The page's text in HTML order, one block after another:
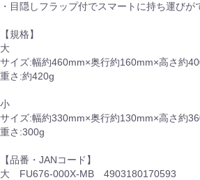
・目隠しフラップ付でスマートに持ち運びが
【規格】
大
サイズ:幅約460mm×奥行約160mm×高さ約
重さ:約420g
小
サイズ:幅約330mm×奥行約130mm×高さ約
重さ:300g
【品番・JANコード】
大 FU676-000X-MB 4903180170593